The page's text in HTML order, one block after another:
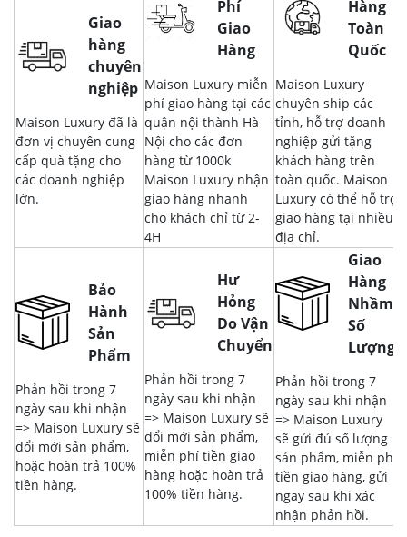
Giao
hàng
chuyên
nghiệp
Maison Luxury đã là
đơn vị chuyên cung
cấp quà tặng cho
các doanh nghiệp
lớn.
Phí
Giao
Hàng
Maison Luxury miễn
phí giao hàng tại các
quận nội thành Hà
Nội cho các đơn
hàng từ 1000k
Maison Luxury nhận
giao hàng nhanh
cho khách chỉ từ 2-
4H
Hàng
Toàn
Quốc
Maison Luxury
chuyên ship các
tỉnh, hỗ trợ doanh
nghiệp gửi tặng
khách hàng trên
toàn quốc. Maison
Luxury có thể hỗ trợ
giao hàng tại nhiều
địa chỉ.
Bảo
Hành
Sản
Phẩm
Phản hồi trong 7
ngày sau khi nhận
=> Maison Luxury sẽ
đổi mới sản phẩm,
hoặc hoàn trả 100%
tiền hàng.
Hư
Hỏng
Do Vận
Chuyển
Phản hồi trong 7
ngày sau khi nhận
=> Maison Luxury sẽ
đổi mới sản phẩm,
miễn phí tiền giao
hàng hoặc hoàn trả
100% tiền hàng.
Giao
Hàng
Nhầm,
Số
Lượng
Phản hồi trong 7
ngày sau khi nhận
=> Maison Luxury
sẽ gửi đủ số lượng
sản phẩm, miễn phí
tiền giao hàng, gửi
ngay sau khi xác
nhận phản hồi.